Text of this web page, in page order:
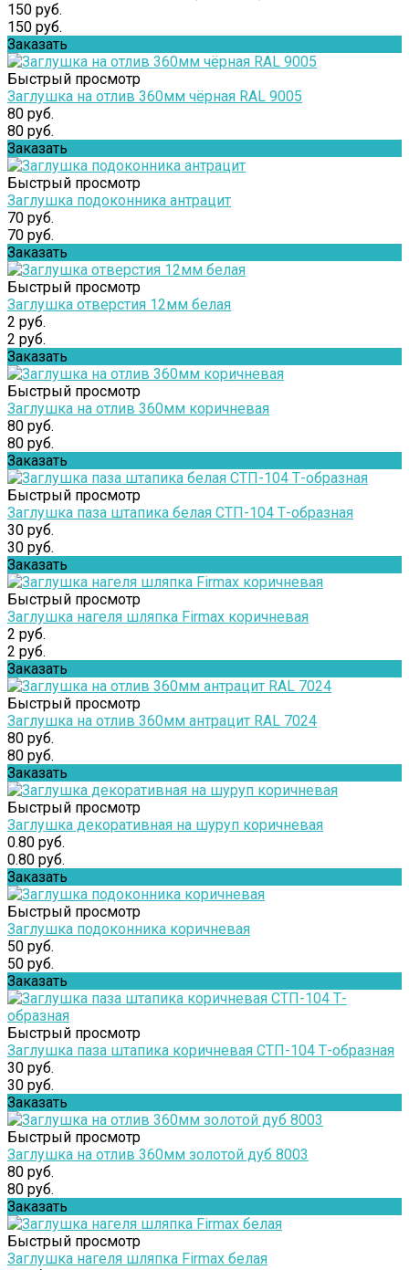
150 руб.
150 руб.
Заказать
Быстрый просмотр
Заглушка на отлив 360мм чёрная RAL 9005
80 руб.
80 руб.
Заказать
Быстрый просмотр
Заглушка подоконника антрацит
70 руб.
70 руб.
Заказать
Быстрый просмотр
Заглушка отверстия 12мм белая
2 руб.
2 руб.
Заказать
Быстрый просмотр
Заглушка на отлив 360мм коричневая
80 руб.
80 руб.
Заказать
Быстрый просмотр
Заглушка паза штапика белая СТП-104 Т-образная
30 руб.
30 руб.
Заказать
Быстрый просмотр
Заглушка нагеля шляпка Firmax коричневая
2 руб.
2 руб.
Заказать
Быстрый просмотр
Заглушка на отлив 360мм антрацит RAL 7024
80 руб.
80 руб.
Заказать
Быстрый просмотр
Заглушка декоративная на шуруп коричневая
0.80 руб.
0.80 руб.
Заказать
Быстрый просмотр
Заглушка подоконника коричневая
50 руб.
50 руб.
Заказать
Быстрый просмотр
Заглушка паза штапика коричневая СТП-104 Т-образная
30 руб.
30 руб.
Заказать
Быстрый просмотр
Заглушка на отлив 360мм золотой дуб 8003
80 руб.
80 руб.
Заказать
Быстрый просмотр
Заглушка нагеля шляпка Firmax белая